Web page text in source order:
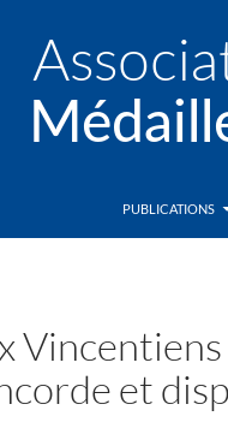
MiraculeusePUBLICATIONS
et